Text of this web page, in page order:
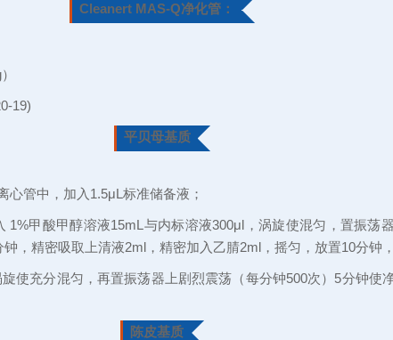
Cleanert MAS-Q净化管：
19)
平贝母基质
心管中，加入1.5μL标准储备液；
甲酸甲醇溶液15mL与内标溶液300μl，涡旋使混匀，置振荡
，精密吸取上清液2ml，精密加入乙腈2ml，摇匀，放置10分钟
使充分混匀，再置振荡器上剧烈震荡（每分钟500次）5分钟使
陈皮基质